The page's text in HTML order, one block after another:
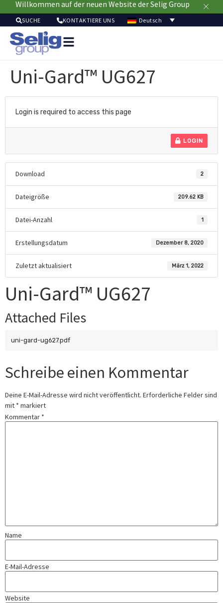
Willkommen auf der neuen Website der Selig Group
SUCHE KONTAKTIERE UNS Deutsch
Uni-Gard™ UG627
Login is required to access this page
LOGIN
Download 2
Dateigröße 209.62 KB
Datei-Anzahl 1
Erstellungsdatum Dezember 8, 2020
Zuletzt aktualisiert März 1, 2022
Uni-Gard™ UG627
Attached Files
uni-gard-ug627.pdf
Schreibe einen Kommentar
Deine E-Mail-Adresse wird nicht veröffentlicht. Erforderliche Felder sind
mit * markiert
Kommentar *
Name
E-Mail-Adresse
Website